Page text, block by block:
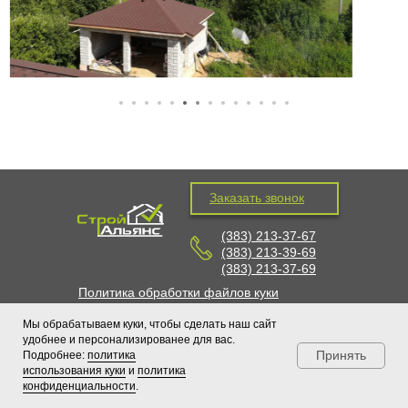
Заказать звонок
(383) 213-39-69
(383) 213-37-67
(383) 213-37-69
Политика обработки файлов куки
Мы обрабатываем куки, чтобы сделать наш сайт
удобнее и персонализированее для вас.
Подробнее: политика
использования куки и политика
конфиденциальности.
Принять